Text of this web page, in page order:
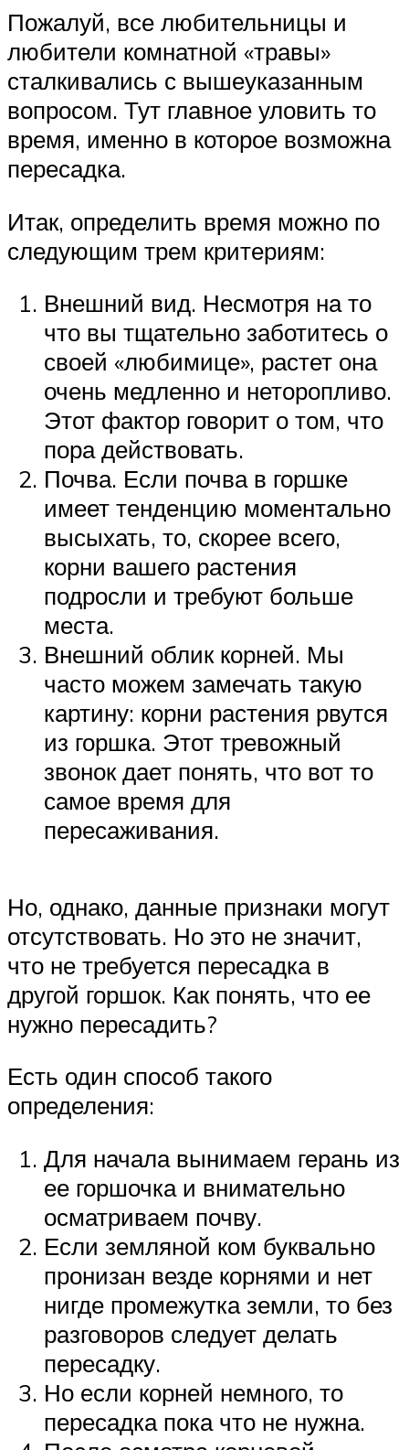
Пожалуй, все любительницы и
любители комнатной «травы»
сталкивались с вышеуказанным
вопросом. Тут главное уловить то
время, именно в которое возможна
пересадка.
Итак, определить время можно по
следующим трем критериям:
Внешний вид. Несмотря на то
что вы тщательно заботитесь о
своей «любимице», растет она
очень медленно и неторопливо.
Этот фактор говорит о том, что
пора действовать.
Почва. Если почва в горшке
имеет тенденцию моментально
высыхать, то, скорее всего,
корни вашего растения
подросли и требуют больше
места.
Внешний облик корней. Мы
часто можем замечать такую
картину: корни растения рвутся
из горшка. Этот тревожный
звонок дает понять, что вот то
самое время для
пересаживания.
Но, однако, данные признаки могут
отсутствовать. Но это не значит,
что не требуется пересадка в
другой горшок. Как понять, что ее
нужно пересадить?
Есть один способ такого
определения:
Для начала вынимаем герань из
ее горшочка и внимательно
осматриваем почву.
Если земляной ком буквально
пронизан везде корнями и нет
нигде промежутка земли, то без
разговоров следует делать
пересадку.
Но если корней немного, то
пересадка пока что не нужна.